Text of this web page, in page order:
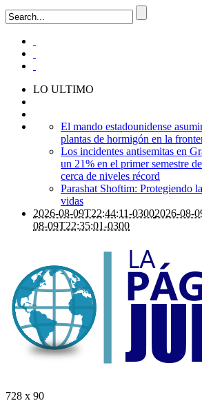
LO ULTIMO
El mando estadounidense
plantas de hormigón en la
Los incidentes antisemitas en
un 21% en el primer semestre
cerca de niveles récord
Parashat Shoftim: Protegiendo
vidas
2026-08-09T22:44:11-03002026-08-
08-09T22:35:01-0300
728 x 90